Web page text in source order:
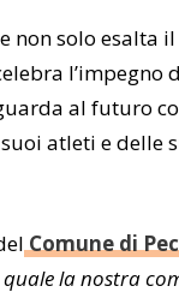
non solo esalta
l’impegno
al futuro
atleti e delle
Comune di
la nostra